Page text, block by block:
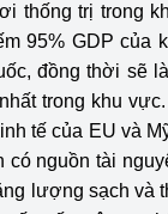
thống trị trong
95% GDP của
đồng thời sẽ
trong khu
tế của EU và
có nguồn tài
lượng sạch và